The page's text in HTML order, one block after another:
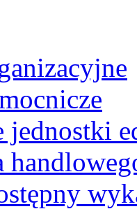
jednostki